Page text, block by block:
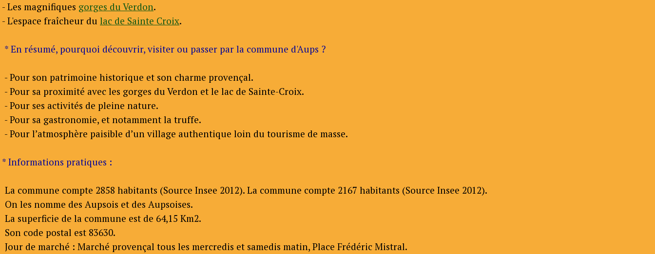
- Les magnifiques gorges du Verdon.
- L'espace fraîcheur du lac de Sainte Croix.
* En résumé, pourquoi découvrir, visiter ou passer par la commune d'Aups ?
- Pour son patrimoine historique et son charme provençal.
- Pour sa proximité avec les gorges du Verdon et le lac de Sainte-Croix.
- Pour ses activités de pleine nature.
- Pour sa gastronomie, et notamment la truffe.
- Pour l’atmosphère paisible d’un village authentique loin du tourisme de masse.
* Informations pratiques :
La commune compte 2858 habitants (Source Insee 2012). La commune compte 2167 habitants (Source Insee 2012).
On les nomme des Aupsois et des Aupsoises.
La superficie de la commune est de 64,15 Km2.
Son code postal est 83630.
Jour de marché : Marché provençal tous les mercredis et samedis matin, Place Frédéric Mistral.